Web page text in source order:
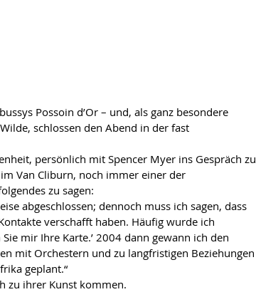
Possoin d’Or – und, als ganz besondere
schlossen den Abend in der fast
persönlich mit Spencer Myer ins Gespräch zu
Van Cliburn, noch immer einer der
zu sagen:
abgeschlossen; dennoch muss ich sagen, dass
verschafft haben. Häufig wurde ich
mir Ihre Karte.’ 2004 dann gewann ich den
mit Orchestern und zu langfristigen Beziehungen
geplant.“
zu ihrer Kunst kommen.